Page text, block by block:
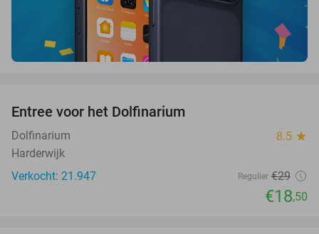
Entree voor het Dolfinarium
Dolfinarium 8.5 star
Harderwijk
Verkocht: 21.947
Regulier €29
€18,50